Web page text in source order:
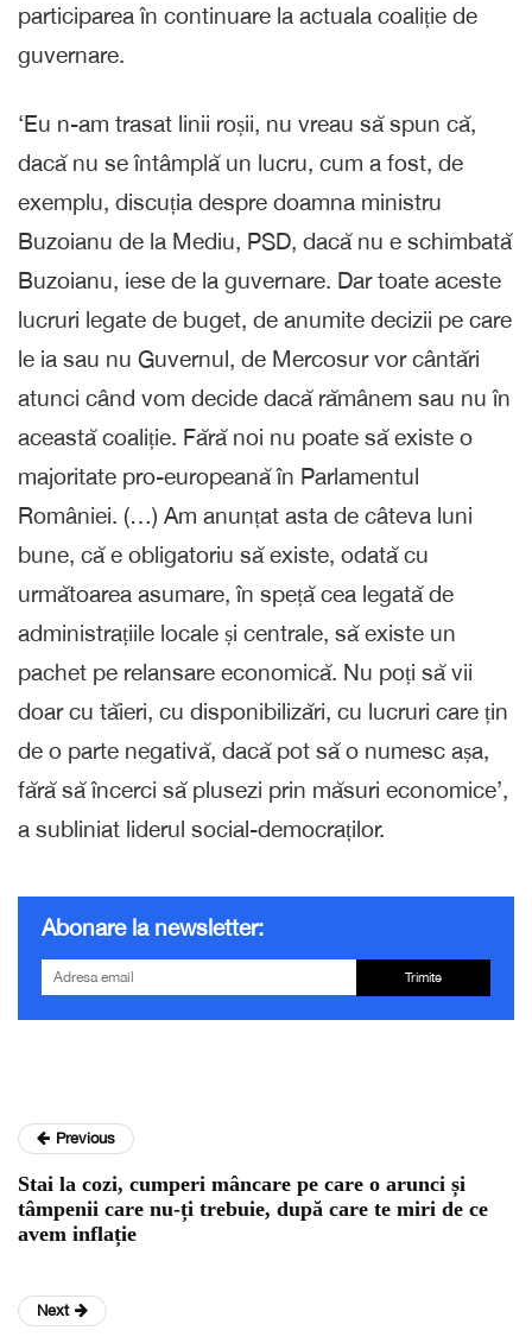
participarea în continuare la actuala coaliție de
guvernare.
‘Eu n-am trasat linii roșii, nu vreau să spun că,
dacă nu se întâmplă un lucru, cum a fost, de
exemplu, discuția despre doamna ministru
Buzoianu de la Mediu, PSD, dacă nu e schimbată
Buzoianu, iese de la guvernare. Dar toate aceste
lucruri legate de buget, de anumite decizii pe care
le ia sau nu Guvernul, de Mercosur vor cântări
atunci când vom decide dacă rămânem sau nu în
această coaliție. Fără noi nu poate să existe o
majoritate pro-europeană în Parlamentul
României. (…) Am anunțat asta de câteva luni
bune, că e obligatoriu să existe, odată cu
următoarea asumare, în speță cea legată de
administrațiile locale și centrale, să existe un
pachet pe relansare economică. Nu poți să vii
doar cu tăieri, cu disponibilizări, cu lucruri care țin
de o parte negativă, dacă pot să o numesc așa,
fără să încerci să plusezi prin măsuri economice’,
a subliniat liderul social-democraților.
Abonare la newsletter:
Trimite
Previous
Stai la cozi, cumperi mâncare pe care o arunci și
tâmpenii care nu-ți trebuie, după care te miri de ce
avem inflație
Next